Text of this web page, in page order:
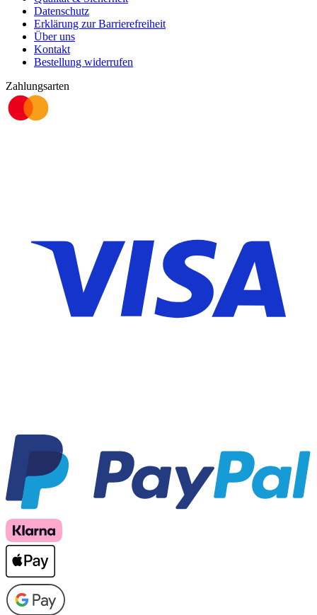
Datenschutz
Erklärung zur Barrierefreiheit
Über uns
Kontakt
Bestellung widerrufen
Zahlungsarten